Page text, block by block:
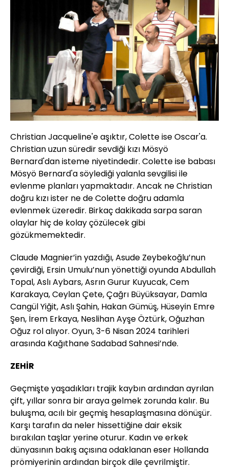
Christian Jacqueline'e aşıktır, Colette ise Oscar'a.
Christian uzun süredir sevdiği kızı Mösyö
Bernard'dan isteme niyetindedir. Colette ise babası
Mösyö Bernard'a söylediği yalanla sevgilisi ile
evlenme planları yapmaktadır. Ancak ne Christian
doğru kızı ister ne de Colette doğru adamla
evlenmek üzeredir. Birkaç dakikada sarpa saran
olaylar hiç de kolay çözülecek gibi
gözükmemektedir.
Claude Magnier’in yazdığı, Asude Zeybekoğlu’nun
çevirdiği, Ersin Umulu’nun yönettiği oyunda Abdullah
Topal, Aslı Aybars, Asrın Gurur Kuyucak, Cem
Karakaya, Ceylan Çete, Çağrı Büyüksayar, Damla
Cangül Yiğit, Aslı Şahin, Hakan Gümüş, Hüseyin Emre
Şen, İrem Erkaya, Neslihan Ayşe Öztürk, Oğuzhan
Oğuz rol alıyor. Oyun, 3-6 Nisan 2024 tarihleri
arasında Kağıthane Sadabad Sahnesi’nde.
ZEHİR
Geçmişte yaşadıkları trajik kaybın ardından ayrılan
çift, yıllar sonra bir araya gelmek zorunda kalır. Bu
buluşma, acılı bir geçmiş hesaplaşmasına dönüşür.
Karşı tarafın da neler hissettiğine dair eksik
bırakılan taşlar yerine oturur. Kadın ve erkek
dünyasının bakış açısına odaklanan eser Hollanda
prömiyerinin ardından birçok dile çevrilmiştir.